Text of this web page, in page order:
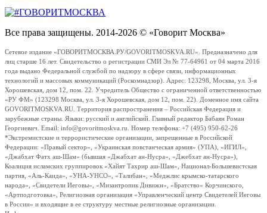
Все права защищены. 2014-2026 © «Говорит Москва»
Сетевое издание «ГОВОРИТМОСКВА.РУ/GOVORITMOSKVA.RU». Предназначено для
лиц старше 16 лет. Свидетельство о регистрации СМИ Эл № 77-64961 от 04 марта 2016
года выдано Федеральной службой по надзору в сфере связи, информационных
технологий и массовых коммуникаций (Роскомнадзор). Адрес: 123298, Москва, ул. 3-я
Хорошевская, дом 12, пом. 22. Учредитель Общество с ограниченной ответственностью
«РУ ФМ» (123298 Москва, ул. 3-я Хорошевская, дом 12, пом. 22). Доменное имя сайта
GOVORITMOSKVA.RU. Территория распространения – Российская Федерация и
зарубежные страны. Языки: русский и английский. Главный редактор Бабаян Роман
Георгиевич. Email: info@govoritmoskva.ru. Номер телефона: +7 (495) 950-62-26
*Экстремистские и террористические организации, запрещенные в Российской
Федерации: «Правый сектор», «Украинская повстанческая армия» (УПА), «ИГИЛ»,
«Джабхат Фатх аш-Шам» (бывшая «Джабхат ан-Нусра», «Джебхат ан-Нусра»),
Коалиция исламских группировок «Хайят Тахрир аш-Шам», Национал-Большевистская
партия, «Аль-Каида», «УНА-УНСО», «Талибан», «Меджлис крымско-татарского
народа», «Свидетели Иеговы», «Мизантропик Дивижн», «Братство» Корчинского,
«Артподготовка», Религиозная организация «Управленческий центр Свидетелей Иеговы
в России» и входящие в ее структуру местные религиозные организации.